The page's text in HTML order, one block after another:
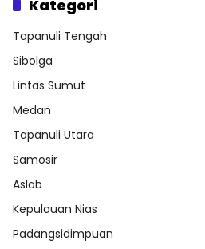
Kategori
Tapanuli Tengah
Sibolga
Lintas Sumut
Medan
Tapanuli Utara
Samosir
Aslab
Kepulauan Nias
Padangsidimpuan